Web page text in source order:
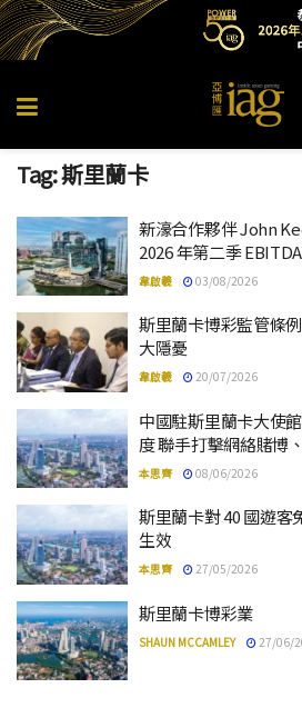
Tag:斯里蘭卡
新濠合作夥伴 John
2026 年第二季
韋啟羲 03/08/2026
斯里蘭卡博彩監管條
大隱憂
韋啟羲 20/07/2026
中國駐斯里蘭卡大使
度 聯手打擊網絡賭博
本思齊 08/06/2026
斯里蘭卡對 40 國遊客
生效
本思齊 27/05/2026
斯里蘭卡博彩業
SHAUN MCCAMLEY 27/06/